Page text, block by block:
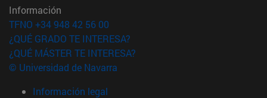
Información
TFNO +34 948 42 56 00
¿QUÉ GRADO TE INTERESA?
¿QUÉ MÁSTER TE INTERESA?
© Universidad de Navarra
Información legal